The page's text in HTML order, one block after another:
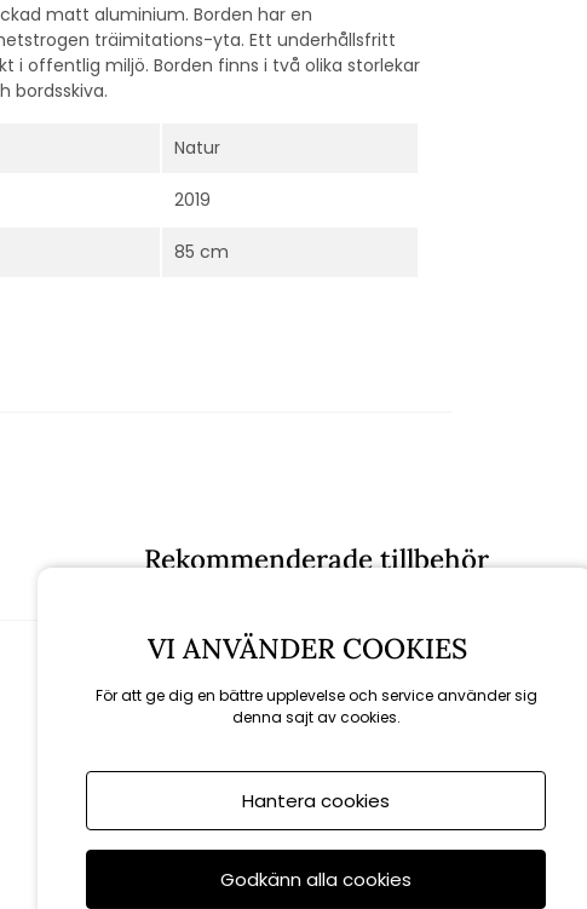
matt aluminium. Borden har en
träimitations-yta. Ett underhållsfritt
offentlig miljö. Borden finns i två olika storlekar
bordsskiva.
Natur
2019
85 cm
Rekommenderade tillbehör
VI ANVÄNDER COOKIES
För att ge dig en bättre upplevelse och service använder sig
denna sajt av cookies.
Hantera cookies
Godkänn alla cookies